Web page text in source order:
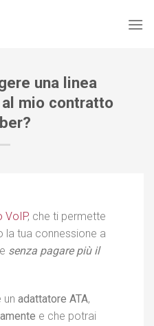
una linea
mio contratto
VoIP, che ti permette
la tua connessione a
senza pagare più il
un adattatore ATA,
e che potrai